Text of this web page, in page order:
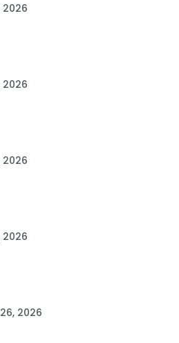
2026
2026
2026
2026
2026